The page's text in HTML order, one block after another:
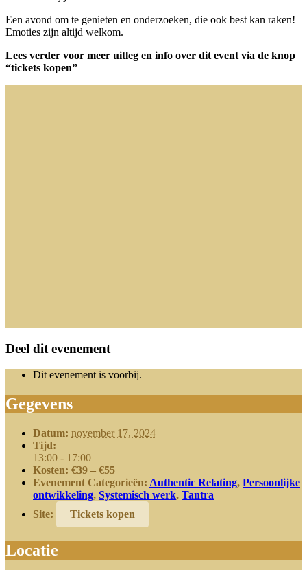
Een avond om te genieten en onderzoeken, die ook best kan raken!
Emoties zijn altijd welkom.
Lees verder voor meer uitleg en info over dit event via de knop
“tickets kopen”
Deel dit evenement
Dit evenement is voorbij.
Gegevens
Datum: november 17, 2024
Tijd:
13:00 - 17:00
Kosten: €39 – €55
Evenement Categorieën: Authentic Relating, Persoonlijke
ontwikkeling, Systemisch werk, Tantra
Site:
Tickets kopen
Locatie